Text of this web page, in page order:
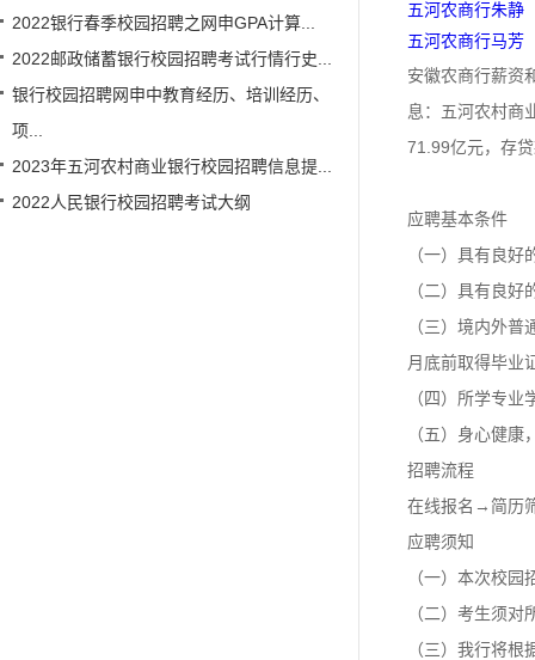
2022银行春季校园招聘之网申GPA计算...
2022邮政储蓄银行校园招聘考试行情行史...
银行校园招聘网申中教育经历、培训经历、
项...
2023年五河农村商业银行校园招聘信息提...
2022人民银行校园招聘考试大纲
五河农商行朱静
五河农商行马芳
安徽农商行薪资
息：五河农村商
71.99亿元，存
应聘基本条件
（一）具有良
（二）具有良
（三）境内外
月底前取得毕业
（四）所学专
（五）身心健
招聘流程
在线报名→简历
应聘须知
（一）本次校
（二）考生须
（三）我行将